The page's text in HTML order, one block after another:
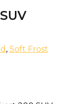
, Soft Frost